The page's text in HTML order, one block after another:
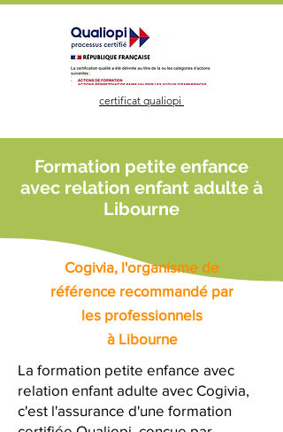
certificat qualiopi
Formation petite enfance
avec relation enfant adulte à
Libourne
Cogivia, l'organisme de
référence recommandé par
les professionnels
à Libourne
La formation petite enfance avec
relation enfant adulte avec Cogivia,
c'est l'assurance d'une formation